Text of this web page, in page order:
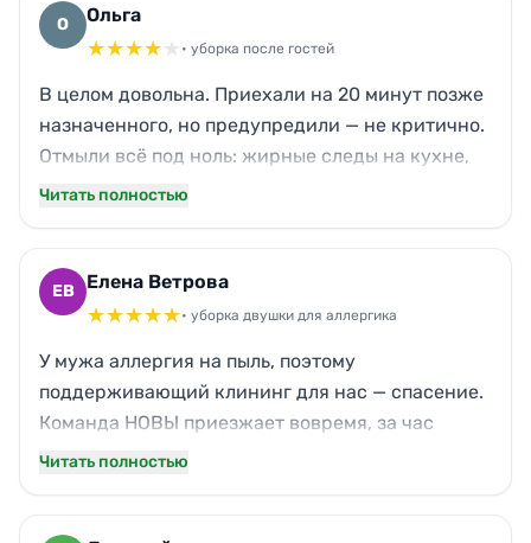
расставляют. Даже без просьб обрабатывают
ручки дверей. Кошкина шерсть — больше не
без лишних слов.
О Ольга
★★★★★ • уборка после гостей
В целом довольна. Приехали на 20 минут позже
назначенного, но предупредили — не критично.
Отмыли всё под ноль: жирные следы на кухне,
винные пятна с дивана, пыль с полок.
Но душевая кабина сияет, паркет чистый. Запах
исчез. Понравилось отношение — без суеты.
к высоким поверхностям.
Читать полностью
ЕВ Елена Ветрова
★★★★★• уборка двушки для аллергика
У мужа аллергия на пыль, поэтому
поддерживающий клининг для нас — спасение.
Команда НОВЫ приезжает вовремя, за час
преображают квартиру: моют полы без
Читать полностью